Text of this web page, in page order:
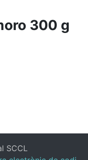
300 g
SCCL